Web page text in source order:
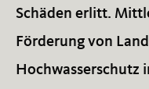
Schäden erlitt.
Förderung von
Hochwasserschutz